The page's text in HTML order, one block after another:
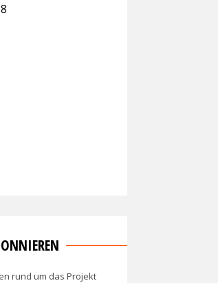
rund um das Projekt